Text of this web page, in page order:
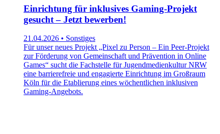
Einrichtung für inklusives Gaming-Projekt
gesucht – Jetzt bewerben!
21.04.2026 • Sonstiges
Für unser neues Projekt „Pixel zu Person – Ein Peer-Projekt
zur Förderung von Gemeinschaft und Prävention in Online
Games“ sucht die Fachstelle für Jugendmedienkultur NRW
eine barrierefreie und engagierte Einrichtung im Großraum
Köln für die Etablierung eines wöchentlichen inklusiven
Gaming-Angebots.